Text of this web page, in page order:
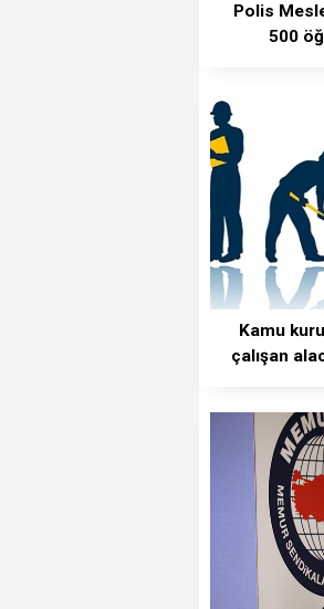
Polis
500
Kamu
çalışan